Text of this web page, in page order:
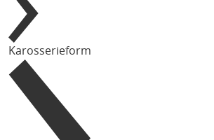
Karosserieform